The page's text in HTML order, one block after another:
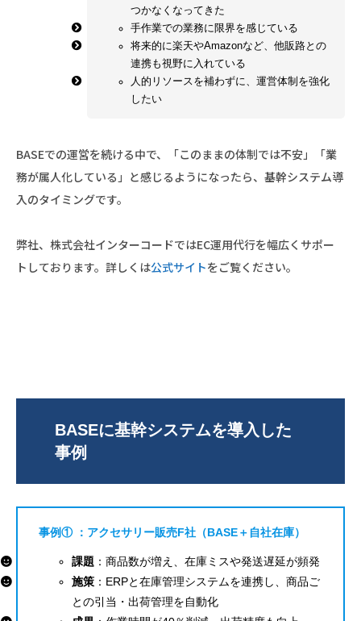
つかなくなってきた
手作業での業務に限界を感じている
将来的に楽天やAmazonなど、他販路との
連携も視野に入れている
人的リソースを補わずに、運営体制を強化
したい
BASEでの運営を続ける中で、「このままの体制では不安」「業
務が属人化している」と感じるようになったら、基幹システム導
入のタイミングです。
弊社、株式会社インターコードではEC運用代行を幅広くサポー
トしております。詳しくは公式サイトをご覧ください。
BASEに基幹システムを導入した
事例
事例① ：アクセサリー販売F社（BASE＋自社在庫）
課題 ：商品数が増え、在庫ミスや発送遅延が頻発
施策 ：ERPと在庫管理システムを連携し、商品ご
との引当・出荷管理を自動化